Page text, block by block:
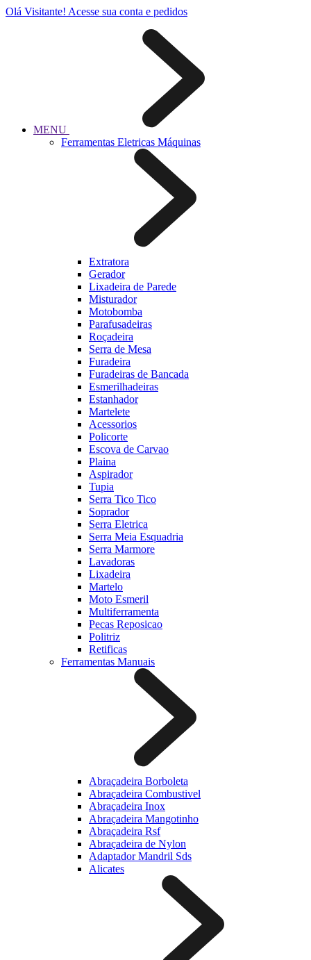
Olá Visitante! Acesse sua conta e pedidos
MENU
Ferramentas Eletricas Máquinas
Extratora
Gerador
Lixadeira de Parede
Misturador
Motobomba
Parafusadeiras
Roçadeira
Serra de Mesa
Furadeira
Furadeiras de Bancada
Esmerilhadeiras
Estanhador
Martelete
Acessorios
Policorte
Escova de Carvao
Plaina
Aspirador
Tupia
Serra Tico Tico
Soprador
Serra Eletrica
Serra Meia Esquadria
Serra Marmore
Lavadoras
Lixadeira
Martelo
Moto Esmeril
Multiferramenta
Pecas Reposicao
Politriz
Retificas
Ferramentas Manuais
Abraçadeira Borboleta
Abraçadeira Combustivel
Abraçadeira Inox
Abraçadeira Mangotinho
Abraçadeira Rsf
Abraçadeira de Nylon
Adaptador Mandril Sds
Alicates